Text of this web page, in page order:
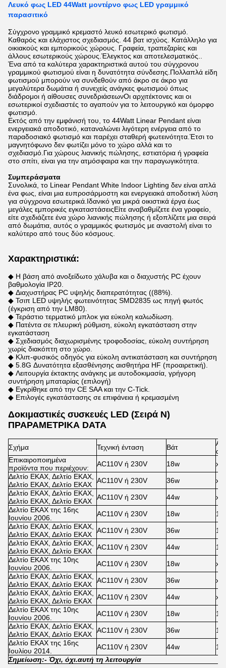
Λευκό φως LED 44Watt μοντέρνο φως LED γραμμικό
παρασιτικό
Σύγχρονο γραμμικό κρεμαστό λευκό εσωτερικό φωτισμό.
Καθαρός και ελάχιστος σχεδιασμός. 44 βατ ισχύος. Κατάλληλο για
οικιακούς και εμπορικούς χώρους. Γραφεία, τραπεζαρίες και
άλλους εσωτερικούς χώρους.Έλεγκτος και αποτελεσματικός..
Ένα από τα καλύτερα χαρακτηριστικά αυτού του σύγχρονου
γραμμικού φωτισμού είναι η δυνατότητα σύνδεσης.Πολλαπλά είδη
φωτισμού μπορούν να συνδεθούν από άκρο σε άκρο για
μεγαλύτερα δωμάτια ή συνεχείς ανάγκες φωτισμού όπως
διάδρομοι ή αίθουσες συνεδριάσεωνΟι αρχιτέκτονες και οι
εσωτερικοί σχεδιαστές το αγαπούν για το λειτουργικό και όμορφο
φωτισμό.
Εκτός από την εμφάνισή του, το 44Watt Linear Pendant είναι
ενεργειακά αποδοτικό, καταναλώνει λιγότερη ενέργεια από το
παραδοσιακό φωτισμό και παρέχει σταθερή φωτεινότητα.Έτσι το
μαγνητόφωνο δεν φωτίζει μόνο το χώρο αλλά και το
σχεδιασμό.Για χώρους λιανικής πώλησης, εστιατόρια ή γραφεία
στο σπίτι, είναι για την ατμόσφαιρα και την παραγωγικότητα.
Συμπεράσματα
Συνολικά, το Linear Pendant White Indoor Lighting δεν είναι απλά
ένα φως, είναι μια ευπροσάρμοστη και ενεργειακά αποδοτική λύση
για σύγχρονα εσωτερικά.Ιδανικό για μικρά οικιστικά έργα έως
μεγάλες εμπορικές εγκαταστάσειςΕίτε αναβαθμίζετε ένα γραφείο,
είτε σχεδιάζετε ένα χώρο λιανικής πώλησης ή εξοπλίζετε μια σειρά
από δωμάτια, αυτός ο γραμμικός φωτισμός με αναστολή είναι το
καλύτερο από τους δύο κόσμους.
Χαρακτηριστικά:
◆ Η βάση από ανοξείδωτο χάλυβα και ο διαχυστής PC έχουν
βαθμολογία IP20.
◆ Διαχυστήρας PC υψηλής διαπερατότητας ((88%).
◆ Τσιπ LED υψηλής φωτεινότητας SMD2835 ως πηγή φωτός
(έγκριση από την LM80).
◆ Τεράστιο τερματικό μπλοκ για εύκολη καλωδίωση.
◆ Πατέντα σε πλευρική ρύθμιση, εύκολη εγκατάσταση στην
εγκατάσταση
◆ Σχεδιασμός διαχωρισμένης τροφοδοσίας, εύκολη συντήρηση
χωρίς διακόπτη στο χώρο.
◆ Κλιπ-φυσικός οδηγός για εύκολη αντικατάσταση και συντήρηση
◆ 5.8G Δυνατότητα εξασθένησης αισθητήρα HF (προαιρετική).
◆ Λειτουργία έκτακτης ανάγκης με αυτοδοκιμασία, γρήγορη
συντήρηση μπαταρίας (επιλογή)
◆ Εγκρίθηκε από την CE SAA και την C-Tick.
◆ Επιλογές εγκατάστασης σε επιφάνεια ή κρεμασμένη
Δοκιμαστικές συσκευές LED (Σειρά N)
ΠΡΑΡΑΜΕΤΡΙΚΑ DATA
Σχήμα Τεχνική ένταση Βάτ
Επικαιροποιημένα
προϊόντα που περιέχουν:
AC110V ή 230V 18w
x
Δελτίο ΕΚΑΧ, Δελτίο ΕΚΑΧ,
Δελτίο ΕΚΑΧ, Δελτίο ΕΚΑΧ
AC110V ή 230V 36w
x
Δελτίο ΕΚΑΧ, Δελτίο ΕΚΑΧ,
Δελτίο ΕΚΑΧ, Δελτίο ΕΚΑΧ
AC110V ή 230V 44w
x
Δελτίο ΕΚΑΧ της 16ης
Ιουνίου 2006.
AC110V ή 230V 18w
Δελτίο ΕΚΑΧ, Δελτίο ΕΚΑΧ,
Δελτίο ΕΚΑΧ, Δελτίο ΕΚΑΧ
AC110V ή 230V 36w
Δελτίο ΕΚΑΧ, Δελτίο ΕΚΑΧ,
Δελτίο ΕΚΑΧ, Δελτίο ΕΚΑΧ
AC110V ή 230V 44w
Δελτίο ΕΚΑΧ της 10ης
Ιουνίου 2006.
AC110V ή 230V 18w
x
Δελτίο ΕΚΑΧ, Δελτίο ΕΚΑΧ,
Δελτίο ΕΚΑΧ, Δελτίο ΕΚΑΧ
AC110V ή 230V 36w
x
Δελτίο ΕΚΑΧ, Δελτίο ΕΚΑΧ,
Δελτίο ΕΚΑΧ, Δελτίο ΕΚΑΧ
AC110V ή 230V 44w
x
Δελτίο ΕΚΑΧ της 10ης
Ιουνίου 2006.
AC110V ή 230V 18w
Δελτίο ΕΚΑΧ, Δελτίο ΕΚΑΧ,
Δελτίο ΕΚΑΧ, Δελτίο ΕΚΑΧ
AC110V ή 230V 36w
Δελτίο ΕΚΑΧ της 16ης
Ιουλίου 2014.
AC110V ή 230V 44w
Σημείωση:- Όχι, όχι.αυτή τη λειτουργία